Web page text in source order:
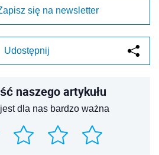
się na newsletter
Udostępnij
naszego artykułu
dla nas bardzo ważna